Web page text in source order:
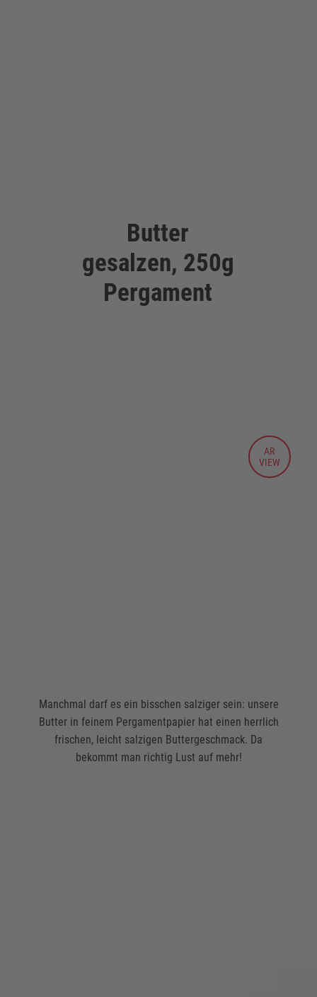
Butter
gesalzen, 250g
Pergament
Manchmal darf es ein bisschen salziger sein: unsere
Butter in feinem Pergamentpapier hat einen herrlich
frischen, leicht salzigen Buttergeschmack. Da
bekommt man richtig Lust auf mehr!